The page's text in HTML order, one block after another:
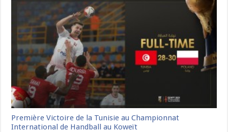
Première Victoire de la Tunisie au Championnat
International de Handball au Koweït